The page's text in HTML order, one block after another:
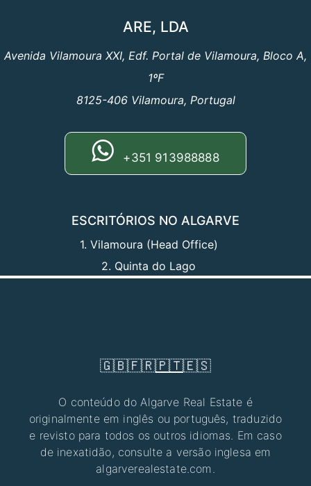
ARE, LDA
Avenida Vilamoura XXI, Edf. Portal de Vilamoura, Bloco A,
1ºF
8125-406 Vilamoura, Portugal
+351 913988888
ESCRITÓRIOS NO ALGARVE
1. Vilamoura (Head Office)
2. Quinta do Lago
🇬🇧🇫🇷🇵🇹🇪🇸
O conteúdo do Algarve Real Estate é
originalmente em inglês ou português, traduzido
e revisto para todos os outros idiomas. Em caso
de inexatidão, consulte a versão inglesa em
algarverealestate.com.